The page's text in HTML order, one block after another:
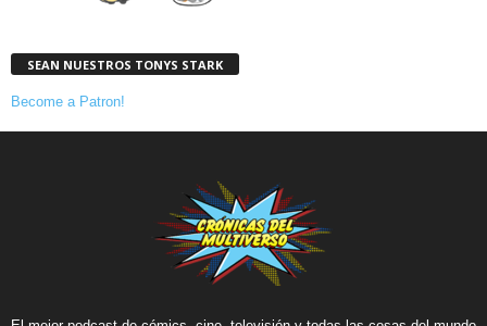
SEAN NUESTROS TONYS STARK
Become a Patron!